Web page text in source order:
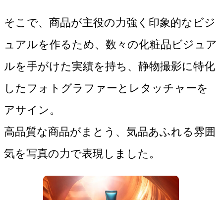
そこで、商品が主役の力強く印象的なビジ
ュアルを作るため、数々の化粧品ビジュア
ルを手がけた実績を持ち、静物撮影に特化
したフォトグラファーとレタッチャーを
アサイン。
高品質な商品がまとう、気品あふれる雰囲
気を写真の力で表現しました。